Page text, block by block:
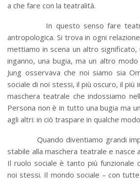
a che fare con la teatralità.
In questo senso fare teatro
antropologica. Si trova in ogni
mettiamo in scena un altro significato,
inganno, una bugia, ma un altro
Jung osservava che noi siamo sia
sociale di noi stessi, il più oscuro, il più
maschera teatrale che indossiamo
Persona non è in tutto una bugia ma
agli altri: in ciò traspare in qualche
Quando diventiamo grandi
stabile alla maschera teatrale e nasce
Il ruolo sociale è tanto più funzionale
noi stessi. Il mondo sociale – con